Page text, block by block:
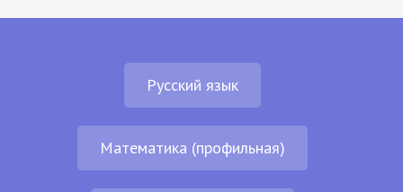
Русский язык
Математика (профильная)